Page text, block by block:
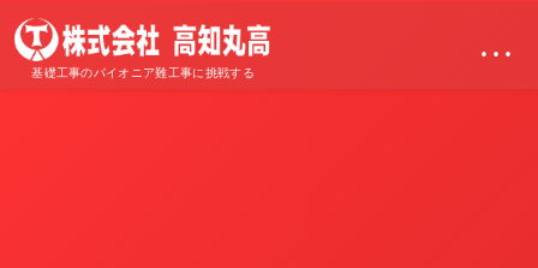
基礎工事のパイオニア難工事に挑戦する
…